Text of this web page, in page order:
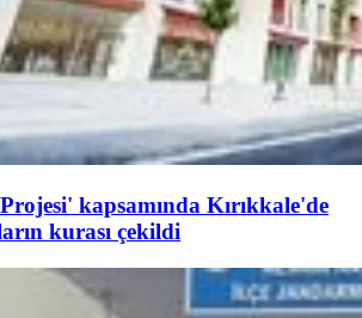
kapsamında Kırıkkale'de
kurası çekildi